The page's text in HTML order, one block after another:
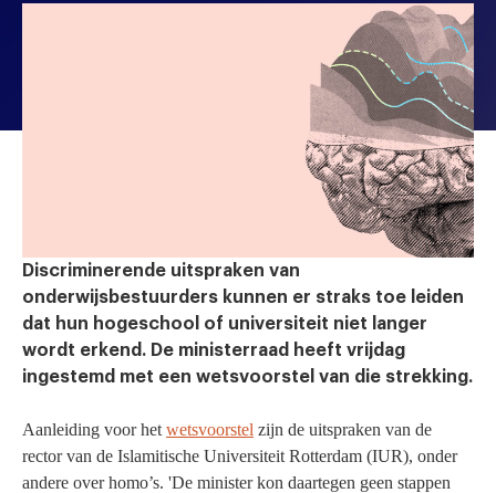
Discriminerende uitspraken van
onderwijsbestuurders kunnen er straks toe leiden
dat hun hogeschool of universiteit niet langer
wordt erkend. De ministerraad heeft vrijdag
ingestemd met een wetsvoorstel van die strekking.
Aanleiding voor het wetsvoorstel zijn de uitspraken van de
rector van de Islamitische Universiteit Rotterdam (IUR), onder
andere over homo’s. 'De minister kon daartegen geen stappen